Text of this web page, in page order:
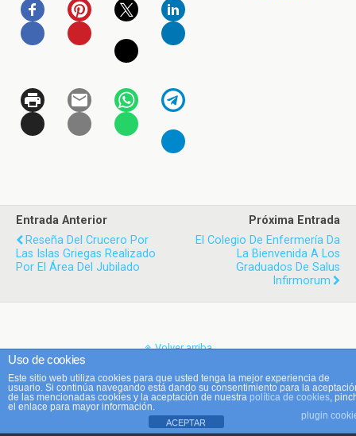
Entrada Anterior
Reseña Del Crucero Por
Las Islas Griegas Realizado
Por El Área Del Jubilado
Próxima Entrada
El Colegio De Enfermería Da
La Bienvenida A Los
Graduados De Salus
Infirmorum
Volver arriba
Móvil Escritorio
Uso de cookies
Este sitio web utiliza cookies para que usted tenga la mejor experiencia de
usuario. Si continúa navegando está dando su consentimiento para la
de las mencionadas cookies y la aceptación de nuestra política de cookies,
el enlace para mayor información.
plugin
ACEPTAR